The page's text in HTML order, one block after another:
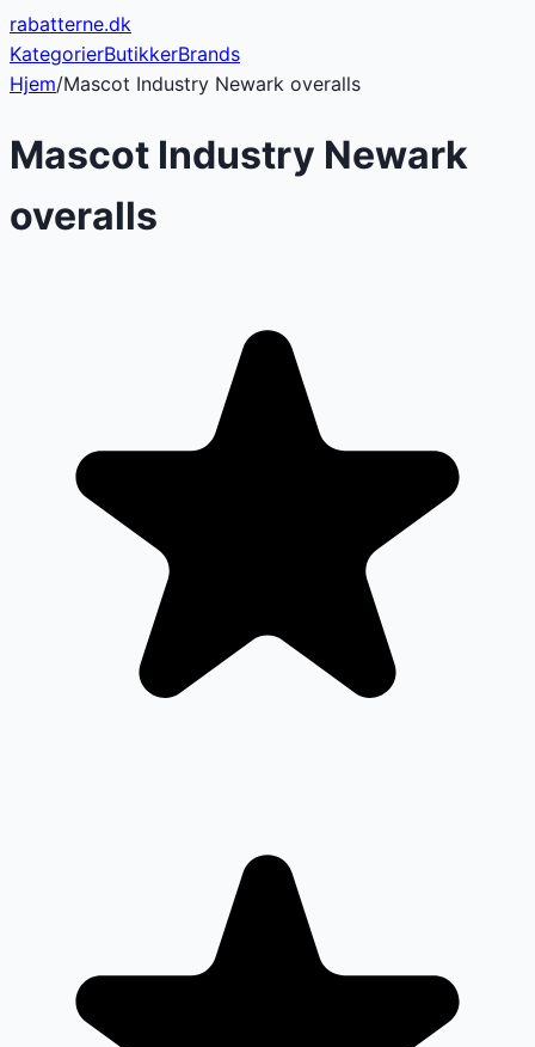
rabatterne.dk
KategorierButikkerBrands
Hjem/Mascot Industry Newark overalls
Mascot Industry Newark
overalls